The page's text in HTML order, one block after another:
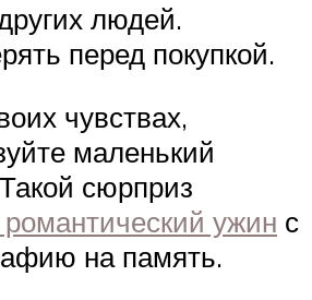
людей.
перед покупкой.
чувствах,
маленький
сюрприз
ужин с
на память.